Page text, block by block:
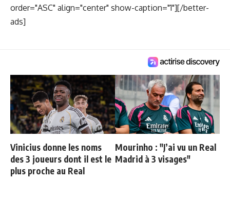
order="ASC" align="center" show-caption="1"][/better-
ads]
Vinicius donne les noms
des 3 joueurs dont il est le
plus proche au Real
Mourinho : "J’ai vu un Real
Madrid à 3 visages"